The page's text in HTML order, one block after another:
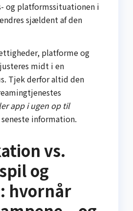
og platformssituationen i
sjældent af den
platforme og
midt i en
Tjek derfor altid den
app i ugen op til
information.
vs.
og
hvornår